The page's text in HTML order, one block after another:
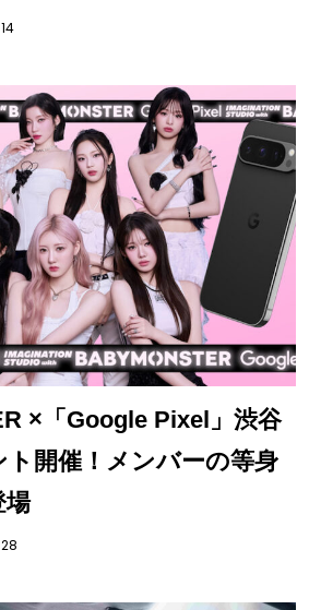
×「Google Pixel」渋谷
開催！メンバーの等身
場